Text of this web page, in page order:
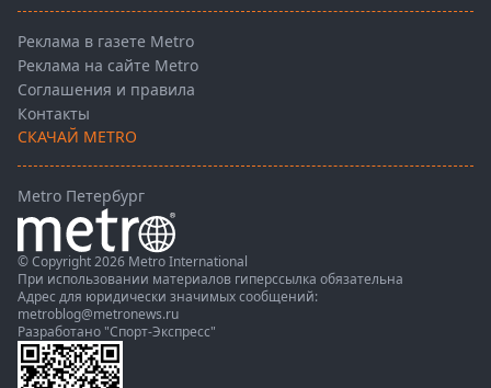
Реклама в газете Metro
Реклама на сайте Metro
Соглашения и правила
Контакты
СКАЧАЙ METRO
Metro Петербург
© Copyright 2026 Metro International
При использовании материалов гиперссылка обязательна
Адрес для юридически значимых сообщений:
metroblog@metronews.ru
Разработано "Спорт-Экспресс"